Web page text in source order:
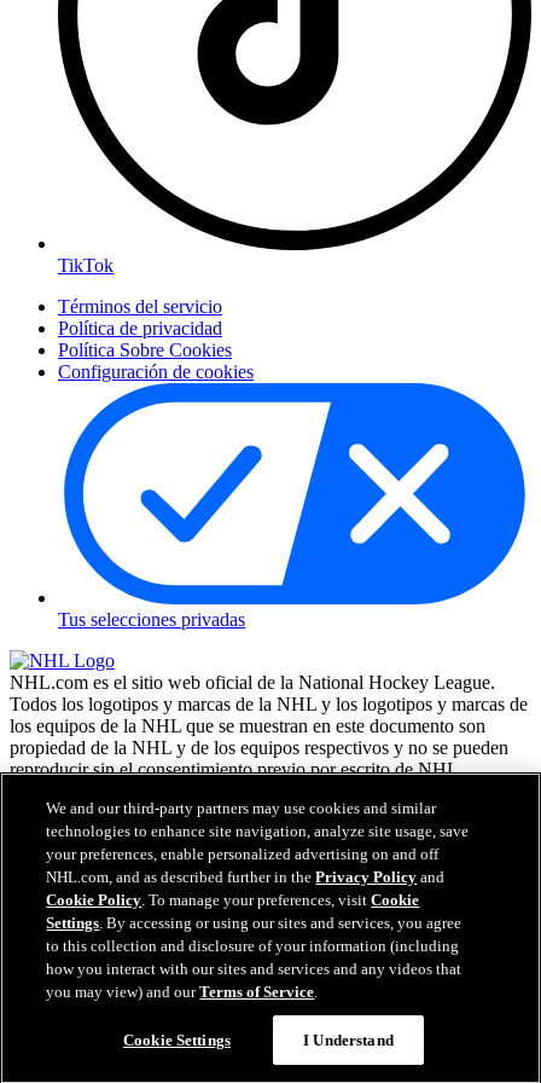
TikTok
Términos del servicio
Política de privacidad
Política Sobre Cookies
Configuración de cookies
Tus selecciones privadas
NHL.com es el sitio web oficial de la National Hockey League.
Todos los logotipos y marcas de la NHL y los logotipos y marcas de
los equipos de la NHL que se muestran en este documento son
propiedad de la NHL y de los equipos respectivos y no se pueden
reproducir sin el consentimiento previo por escrito de NHL
las camisetas de los equipos de la NHL, personalizadas con los
nombres y números de los jugadores, tienen licencia oficial de la
NHL y la NHLPA. La marca denominativa Zamboni y la
configuración de la máquina reparadora de hielo Zamboni son
marcas comerciales registradas de Frank J. Zamboni & Co., Inc. (c)
Frank J. Zamboni & Co., Inc. 2026. Todos los derechos reservados.
Cualquier otra marca comercial o copyright de terceros, es
propiedad de sus respectivos dueños. Reservados todos los
derechos.
We and our third-party partners may use cookies and similar
technologies to enhance site navigation, analyze site usage, save
your preferences, enable personalized advertising on and off
NHL.com, and as described further in thePrivacy Policy and
Cookie Policy. To manage your preferences, visitCookie
Settings. By accessing or using our sites and services, you agree
to this collection and disclosure of your information (including
how you interact with our sites and services and any videos that
you may view) and ourTerms of Service.
Cookie Settings I Understand